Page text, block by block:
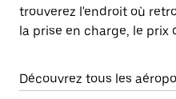
trouverez l'endroit où
la prise en charge, le prix
Découvrez tous les